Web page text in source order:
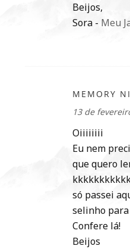
Beijos,
Sora - Meu
MEMORY
13 de
Oiiiiiiii
Eu nem
que quero
só passei
selinho para
Confere lá!
Beijos